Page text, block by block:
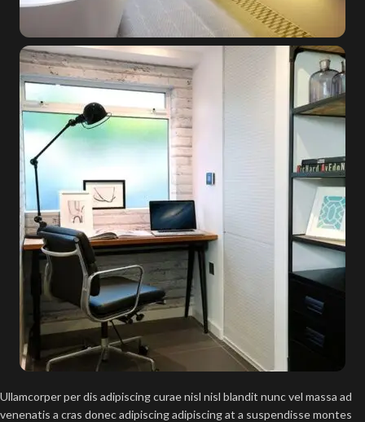
Ullamcorper per dis adipiscing curae nisl nisl blandit nunc vel massa ad
venenatis a cras donec adipiscing adipiscing at a suspendisse montes